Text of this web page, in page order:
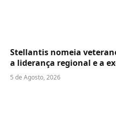
Stellantis nomeia
a liderança regional e a
5 de Agosto, 2026